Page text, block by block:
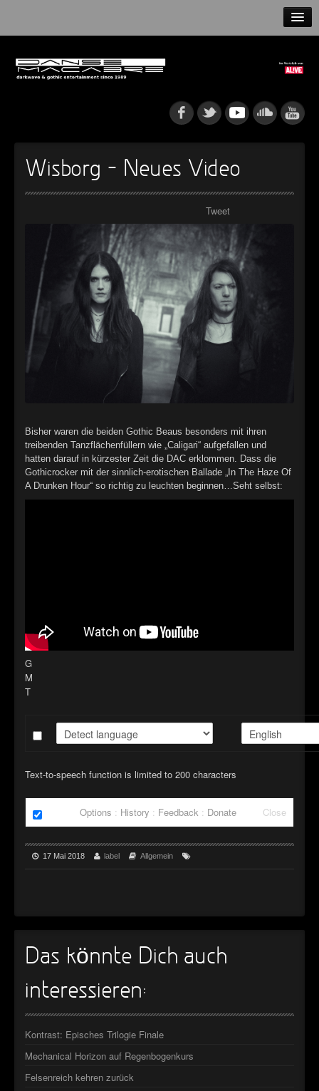
NEWS
►
►
►
►
►
►
►
►
Wisborg – Neues Video
Tweet
Bisher waren die beiden Gothic Beaus besonders mit ihren
treibenden Tanzflächenfüllern wie „Caligari“ aufgefallen und
hatten darauf in kürzester Zeit die DAC erklommen. Dass die
Gothicrocker mit der sinnlich-erotischen Ballade „In The Haze Of
A Drunken Hour“ so richtig zu leuchten beginnen…Seht selbst:
G
M
T
Text-to-speech function is limited to 200 characters
Options : History : Feedback : Donate Close
17 Mai 2018 label Allgemein
Das könnte Dich auch
interessieren:
Kontrast: Episches Trilogie Finale
Mechanical Horizon auf Regenbogenkurs
Felsenreich kehren zurück